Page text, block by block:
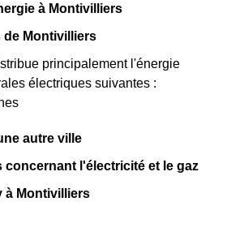
à Montivilliers
de Montivilliers
principalement l'énergie
électriques suivantes :
autre ville
concernant l'électricité et le gaz
à Montivilliers